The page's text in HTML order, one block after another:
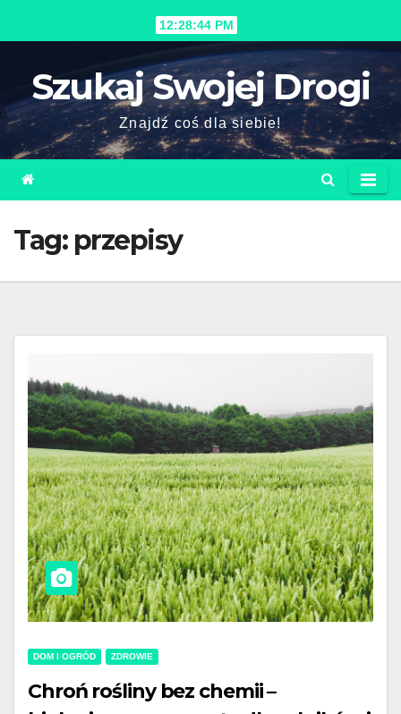
to
12:28:46 PM
Szukaj Swojej Drogi
Znajdź coś dla siebie!
Tag: przepisy
DOM I OGRÓD ZDROWIE
Chroń rośliny bez chemii –